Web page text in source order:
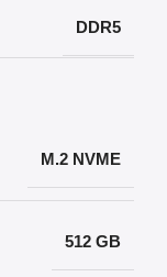
DDR5
M.2 NVME
512 GB